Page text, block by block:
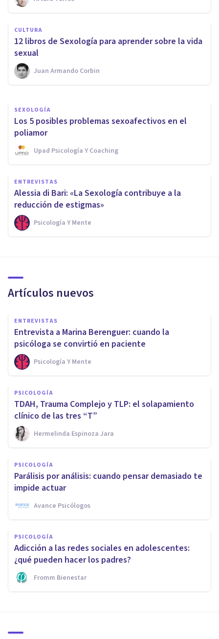
CULTURA
12 libros de Sexología para aprender sobre la vida
sexual
Juan Armando Corbin
Los 4 tipos de Sexólogos (y sus
funciones principales)
Nahum Montagud Rubio
SEXOLOGÍA
Los 5 posibles problemas sexoafectivos en el
poliamor
Upad Psicología Y Coaching
ENTREVISTAS
Alessia di Bari: «La Sexología contribuye a la
reducción de estigmas»
Psicología Y Mente
Artículos nuevos
ENTREVISTAS
Entrevista a Marina Berenguer: cuando la
psicóloga se convirtió en paciente
Psicología Y Mente
PSICOLOGÍA
TDAH, Trauma Complejo y TLP: el solapamiento
clínico de las tres “T”
Hermelinda Espinoza Jara
PSICOLOGÍA
Parálisis por análisis: cuando pensar demasiado te
impide actuar
Avance Psicólogos
PSICOLOGÍA
Adicción a las redes sociales en adolescentes:
¿qué pueden hacer los padres?
Fromm Bienestar